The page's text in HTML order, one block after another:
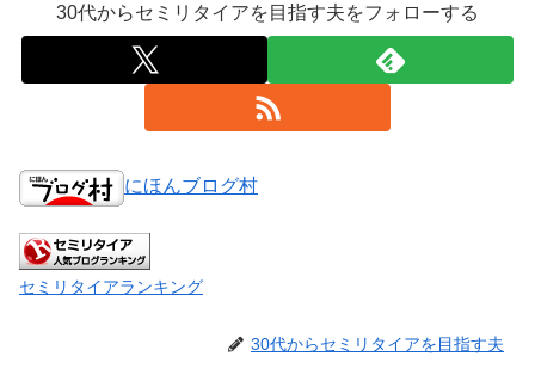
30代からセミリタイアを目指す夫をフォローする
にほんブログ村
セミリタイアランキング
30代からセミリタイアを目指す夫